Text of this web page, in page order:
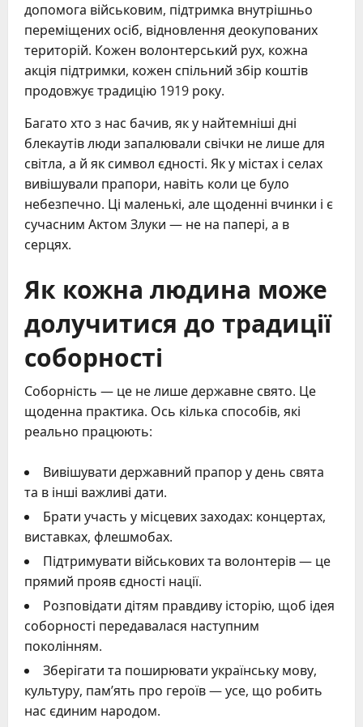
допомога військовим, підтримка внутрішньо
переміщених осіб, відновлення деокупованих
територій. Кожен волонтерський рух, кожна
акція підтримки, кожен спільний збір коштів
продовжує традицію 1919 року.
Багато хто з нас бачив, як у найтемніші дні
блекаутів люди запалювали свічки не лише для
світла, а й як символ єдності. Як у містах і селах
вивішували прапори, навіть коли це було
небезпечно. Ці маленькі, але щоденні вчинки і є
сучасним Актом Злуки — не на папері, а в
серцях.
Як кожна людина може
долучитися до традиції
соборності
Соборність — це не лише державне свято. Це
щоденна практика. Ось кілька способів, які
реально працюють:
Вивішувати державний прапор у день свята
та в інші важливі дати.
Брати участь у місцевих заходах: концертах,
виставках, флешмобах.
Підтримувати військових та волонтерів — це
прямий прояв єдності нації.
Розповідати дітям правдиву історію, щоб ідея
соборності передавалася наступним
поколінням.
Зберігати та поширювати українську мову,
культуру, пам’ять про героїв — усе, що робить
нас єдиним народом.